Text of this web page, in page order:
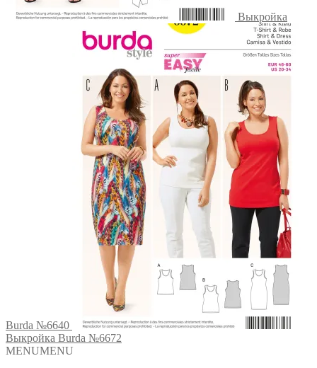
Выкройка
Burda №6640
Выкройка Burda №6672
MENUMENU